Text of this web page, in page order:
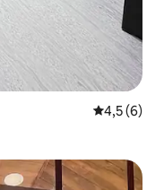
4,5 de
4,5 (6)